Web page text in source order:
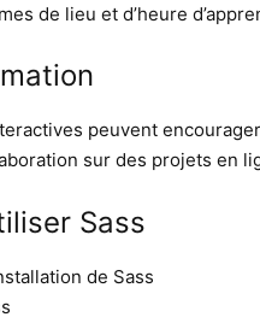
de lieu et d’heure
peuvent
sur des projets en
Sass
de Sass